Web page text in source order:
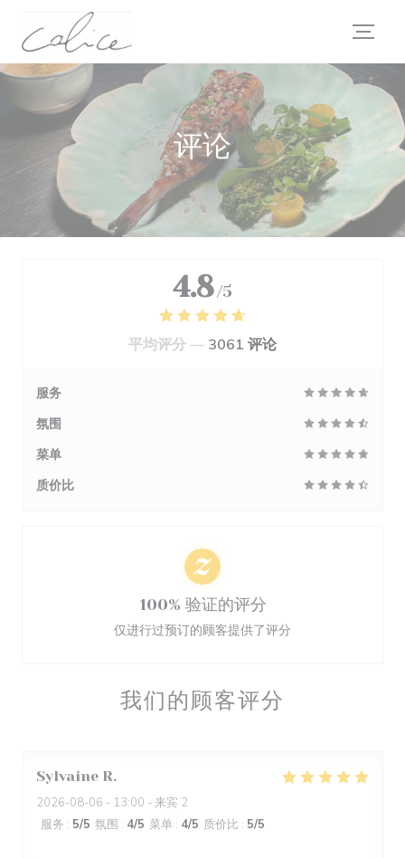
Cookie管理面板
评论
我们的顾客评分
Sylvaine R
2026-08-06 - 13:00 - 来宾 2
服务 : 5/5 氛围 : 4/5 菜单 : 4/5 质价比 : 5/5
4.8 /5
平均评分 — 3061 评论
服务
氛围
菜单
质价比
100% 验证的评分
仅进行过预订的顾客提供了评分